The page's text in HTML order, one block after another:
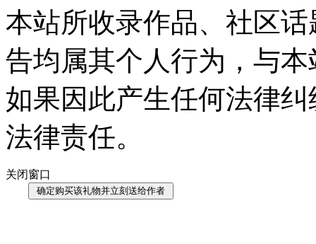
本站所收录作品、社区
告均属其个人行为，与
如果因此产生任何法律
法律责任。
关闭窗口